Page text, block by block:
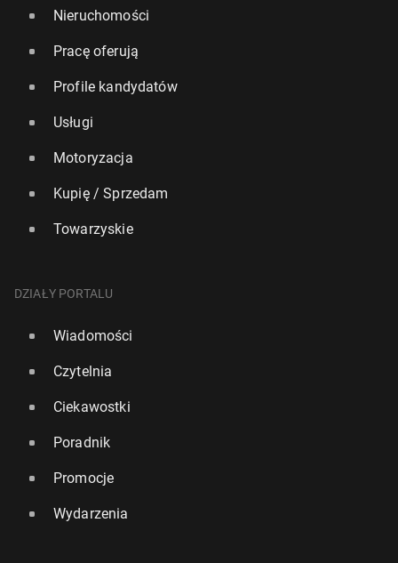
Nieruchomości
Pracę oferują
Profile kandydatów
Usługi
Motoryzacja
Kupię / Sprzedam
Towarzyskie
DZIAŁY PORTALU
Wiadomości
Czytelnia
Ciekawostki
Poradnik
Promocje
Wydarzenia